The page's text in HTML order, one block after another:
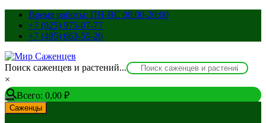
Перейти
содержимому
Время работы: ПН-ВС 08:00-20:00
+7 (925) 975-07-77
+7 (495) 663-55-20
Поиск саженцев и растений...
×
Всего: 0,00 ₽
Саженцы